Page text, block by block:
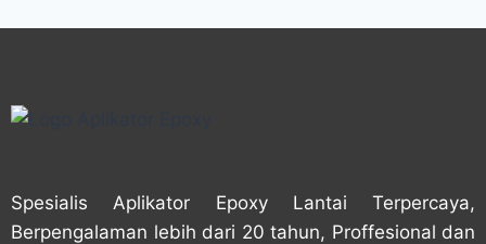
Spesialis Aplikator Epoxy Lantai Terpercaya,
Berpengalaman lebih dari 20 tahun, Proffesional dan